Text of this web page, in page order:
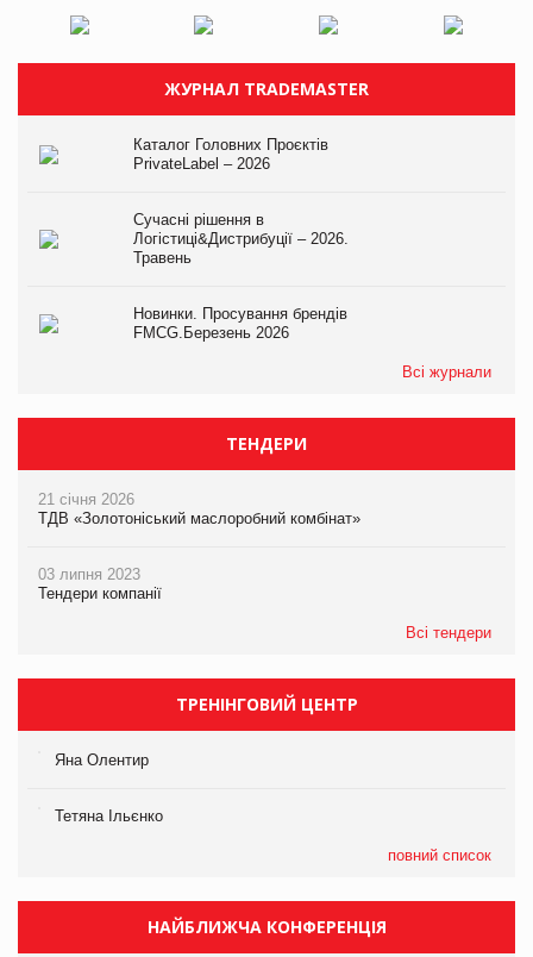
ЖУРНАЛ TRADEMASTER
Каталог Головних Проєктів
PrivateLabel – 2026
Сучасні рішення в
Логістиці&Дистрибуції – 2026.
Травень
Новинки. Просування брендів
FMCG.Березень 2026
Всі журнали
ТЕНДЕРИ
21 січня 2026
ТДВ «Золотоніський маслоробний комбінат»
03 липня 2023
Тендери компанії
Всі тендери
ТРЕНІНГОВИЙ ЦЕНТР
Яна Олентир
Тетяна Ільєнко
повний список
НАЙБЛИЖЧА КОНФЕРЕНЦІЯ